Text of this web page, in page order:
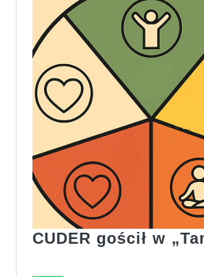
CUDER gościł w